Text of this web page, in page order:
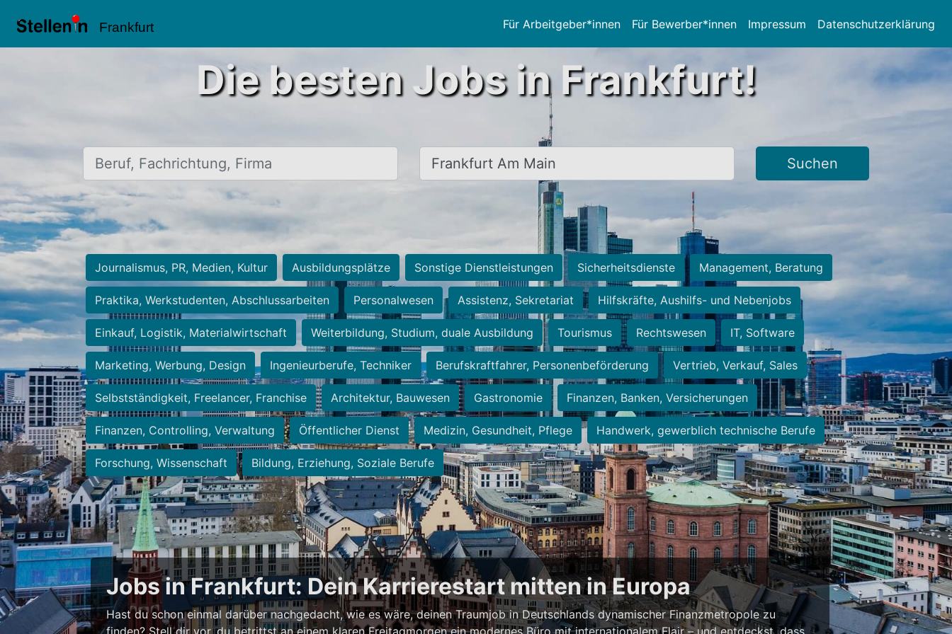
Frankfurt Für Arbeitgeber*innen Für Bewerber*innen Impressum Datenschutzerklärung
Die besten Jobs in Frankfurt!
Beruf, Fachrichtung, Firma Ort, Stadt Suchen
Journalismus, PR, Medien, Kultur Ausbildungsplätze Sonstige Dienstleistungen Sicherheitsdienste Management, Beratung
Praktika, Werkstudenten, Abschlussarbeiten Personalwesen Assistenz, Sekretariat Hilfskräfte, Aushilfs- und Nebenjobs
Einkauf, Logistik, Materialwirtschaft Weiterbildung, Studium, duale Ausbildung Tourismus Rechtswesen IT, Software
Marketing, Werbung, Design Ingenieurberufe, Techniker Berufskraftfahrer, Personenbeförderung Vertrieb, Verkauf, Sales
Selbstständigkeit, Freelancer, Franchise Architektur, Bauwesen Gastronomie Finanzen, Banken, Versicherungen
Finanzen, Controlling, Verwaltung Öffentlicher Dienst Medizin, Gesundheit, Pflege Handwerk, gewerblich technische Berufe
Forschung, Wissenschaft Bildung, Erziehung, Soziale Berufe
Jobs in Frankfurt: Dein Karrierestart mitten in Europa
Hast du schon einmal darüber nachgedacht, wie es wäre, deinen Traumjob in Deutschlands dynamischer Finanzmetropole zu